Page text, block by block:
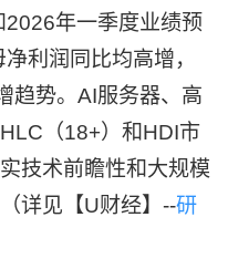
年一季度业绩预
利润同比均高增，
趋势。AI服务器、高
（18+）和HDI市
技术前瞻性和大规模
详见【U财经】--研